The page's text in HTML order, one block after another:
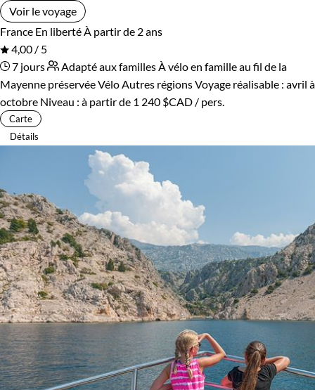
Voir le voyage
France En libertéÀ partir de 2 ans
4,00 / 5
7 jours
Adapté aux famillesÀ vélo en famille au fil de la
Mayenne préservéeVélo Autres régionsVoyage réalisable : avril à
octobre Niveau : à partir de 1 240 $CAD / pers.
Carte
Détails